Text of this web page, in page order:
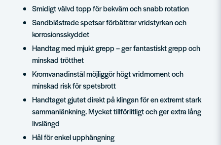
Smidigt välvd topp för bekväm och snabb rotation
Sandblästrade spetsar förbättrar vridstyrkan och
korrosionsskyddet
Handtag med mjukt grepp – ger fantastiskt grepp och
minskad trötthet
Kromvanadinstål möjliggör högt vridmoment och
minskad risk för spetsbrott
Handtaget gjutet direkt på klingan för en extremt stark
sammanlänkning. Mycket tillförlitligt och ger extra lång
livslängd
Hål för enkel upphängning